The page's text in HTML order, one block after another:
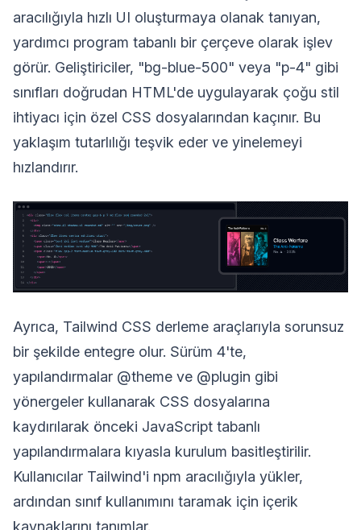
aracılığıyla hızlı UI oluşturmaya olanak tanıyan,
yardımcı program tabanlı bir çerçeve olarak işlev
görür. Geliştiriciler, "bg-blue-500" veya "p-4" gibi
sınıfları doğrudan HTML'de uygulayarak çoğu stil
ihtiyacı için özel CSS dosyalarından kaçınır. Bu
yaklaşım tutarlılığı teşvik eder ve yinelemeyi
hızlandırır.
Ayrıca, Tailwind CSS derleme araçlarıyla sorunsuz
bir şekilde entegre olur. Sürüm 4'te,
yapılandırmalar @theme ve @plugin gibi
yönergeler kullanarak CSS dosyalarına
kaydırılarak önceki JavaScript tabanlı
yapılandırmalara kıyasla kurulum basitleştirilir.
Kullanıcılar Tailwind'i npm aracılığıyla yükler,
ardından sınıf kullanımını taramak için içerik